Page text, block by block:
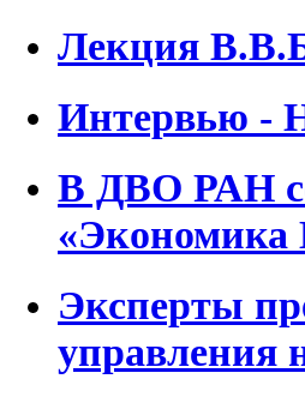
Лекция
Интервью
В ДВО РАН
«Экономика
Эксперты
управления